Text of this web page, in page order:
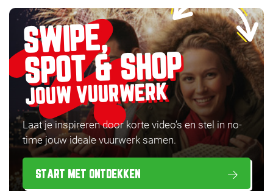
SWIPE,
SPOT & SHOP
JOUW VUURWERK
Laat je inspireren door korte video’s en stel in no-
time jouw ideale vuurwerk samen.
START MET ONTDEKKEN